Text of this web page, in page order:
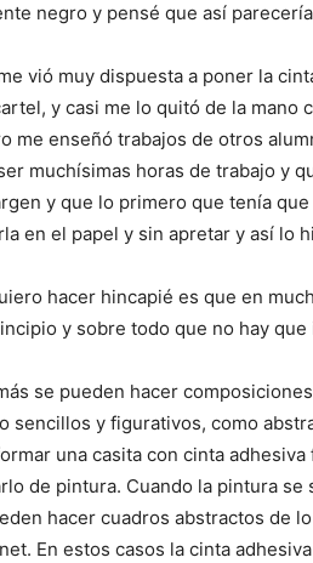
negro y pensé que así
vió muy dispuesta a poner la
y casi me lo quitó de la mano
me enseñó trabajos de otros
muchísimas horas de trabajo y
y que lo primero que tenía
en el papel y sin apretar y así lo
hacer hincapié es que en
y sobre todo que no hay
se pueden hacer
sencillos y figurativos, como
una casita con cinta
de pintura. Cuando la pintura se
hacer cuadros abstractos de
En estos casos la cinta